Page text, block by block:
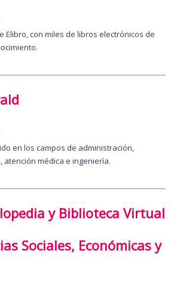
Elibro, con miles de libros electrónicos de
en los campos de administración,
atención médica e ingeniería.
y Biblioteca Virtual
Sociales, Económicas y